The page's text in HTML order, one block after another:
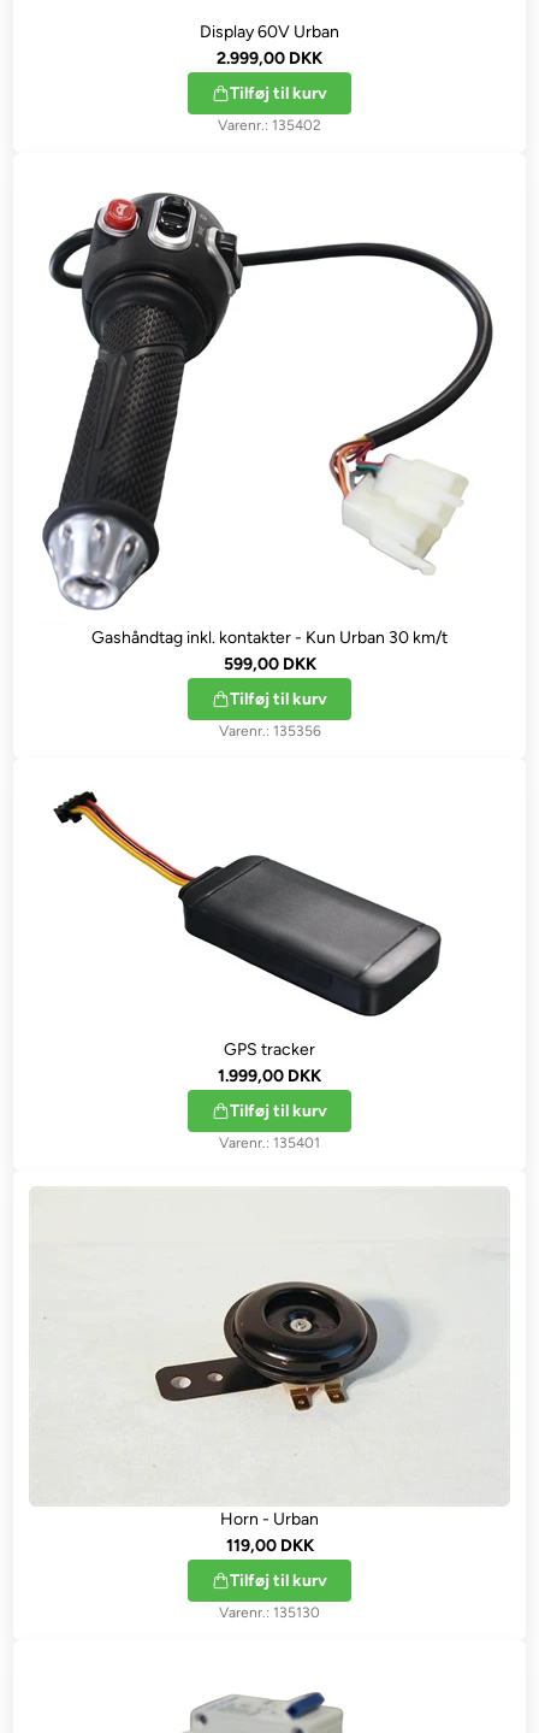
Display 60V Urban
2.999,00 DKK
Tilføj til kurv
135402
Gashåndtag inkl. kontakter - Kun Urban 30 km/t
599,00 DKK
Tilføj til kurv
135356
GPS tracker
1.999,00 DKK
Tilføj til kurv
135401
Horn - Urban
119,00 DKK
Tilføj til kurv
135130